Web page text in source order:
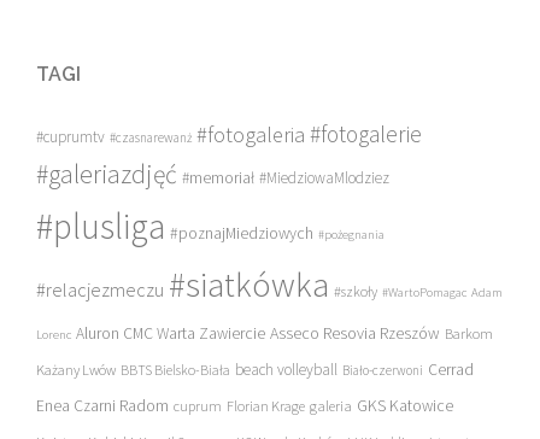
TAGI
#cuprumtv #czasnarewanż #fotogaleria #fotogalerie
#galeriazdjęć #memoriał #MiedziowaMlodziez
#plusliga #poznajMiedziowych #pożegnania
#relacjezmeczu #siatkówka #szkoły #WartoPomagac Adam
Lorenc Aluron CMC Warta Zawiercie Asseco Resovia Rzeszów Barkom
Każany Lwów BBTS Bielsko-Biała beach volleyball Biało-czerwoni Cerrad
Enea Czarni Radom cuprum Florian Krage galeria GKS Katowice